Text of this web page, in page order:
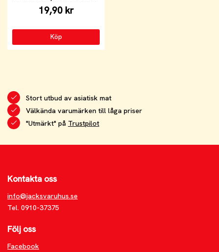
19,90 kr
Köp
Stort utbud av asiatisk mat
Välkända varumärken till låga priser
"Utmärkt" på Trustpilot
Kontakta oss
info@jacksvaruhus.se
Tel. 0910-37375
Följ oss
Facebook